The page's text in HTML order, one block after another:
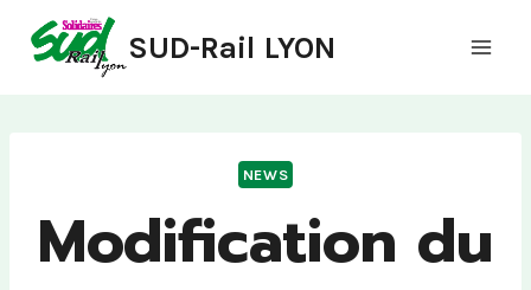
SUD-Rail LYON
NEWS
Modification du